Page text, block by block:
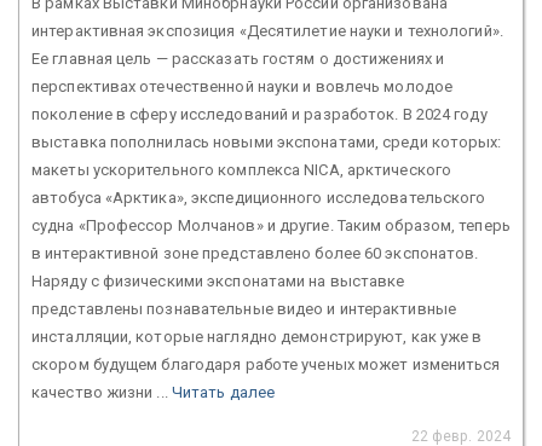
интерактивная экспозиция «Десятилетие науки и технологий».
Ее главная цель — рассказать гостям о достижениях и
перспективах отечественной науки и вовлечь молодое
поколение в сферу исследований и разработок. В 2024 году
выставка пополнилась новыми экспонатами, среди которых:
макеты ускорительного комплекса NICA, арктического
автобуса «Арктика», экспедиционного исследовательского
судна «Профессор Молчанов» и другие. Таким образом, теперь
в интерактивной зоне представлено более 60 экспонатов.
Наряду с физическими экспонатами на выставке
представлены познавательные видео и интерактивные
инсталляции, которые наглядно демонстрируют, как уже в
скором будущем благодаря работе ученых может измениться
качество жизни ... Читать далее
22 февр. 2024